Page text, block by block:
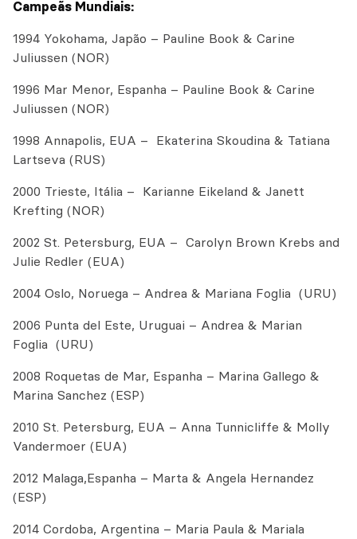
Campeãs Mundiais:
1994 Yokohama, Japão – Pauline Book & Carine
Juliussen (NOR)
1996 Mar Menor, Espanha – Pauline Book & Carine
Juliussen (NOR)
1998 Annapolis, EUA – Ekaterina Skoudina & Tatiana
Lartseva (RUS)
2000 Trieste, Itália – Karianne Eikeland & Janett
Krefting (NOR)
2002 St. Petersburg, EUA – Carolyn Brown Krebs and
Julie Redler (EUA)
2004 Oslo, Noruega – Andrea & Mariana Foglia (URU)
2006 Punta del Este, Uruguai – Andrea & Marian
Foglia (URU)
2008 Roquetas de Mar, Espanha – Marina Gallego &
Marina Sanchez (ESP)
2010 St. Petersburg, EUA – Anna Tunnicliffe & Molly
Vandermoer (EUA)
2012 Malaga,Espanha – Marta & Angela Hernandez
(ESP)
2014 Cordoba, Argentina – Maria Paula & Mariala